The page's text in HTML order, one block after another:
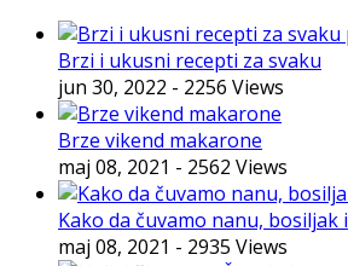
Brzi i ukusni recepti za svaku
jun 30, 2022 - 2256 Views
Brze vikend makarone
maj 08, 2021 - 2562 Views
Kako da čuvamo nanu, bosiljak i
maj 08, 2021 - 2935 Views